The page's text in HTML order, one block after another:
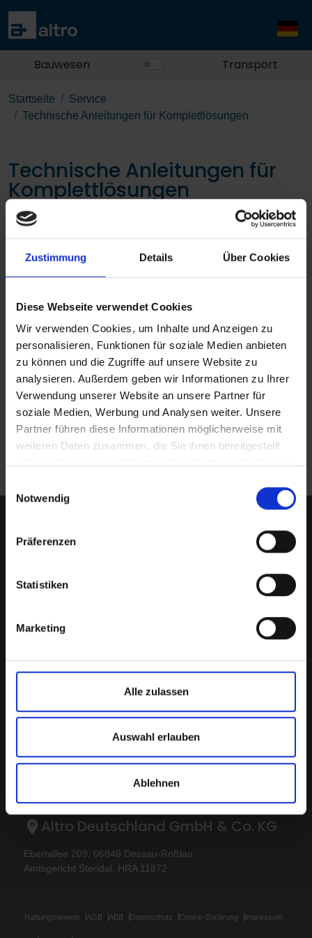
Zustimmung Details Über Cookies
Diese Webseite verwendet Cookies
Wir verwenden Cookies, um Inhalte und Anzeigen zu
personalisieren, Funktionen für soziale Medien anbieten
zu können und die Zugriffe auf unsere Website zu
analysieren. Außerdem geben wir Informationen zu Ihrer
Verwendung unserer Website an unsere Partner für
soziale Medien, Werbung und Analysen weiter. Unsere
Partner führen diese Informationen möglicherweise mit
weiteren Daten zusammen, die Sie ihnen bereitgestellt
Notwendig
Präferenzen
Statistiken
Marketing
Alle zulassen
Auswahl erlauben
Ablehnen
Bauwesen Transport
Startseite
Service
Technische Anleitungen für Komplettlösungen
Technische Anleitungen für
Komplettlösungen
Küche
Wir bleiben in Verbindung
Dienstleistungen erhalten möchten, geben Sie bitte Ihre
Kontaktdaten an.
Sitemap
Kontakt
Karriere
My Altro
Technische Dokumente
Blogs
Latest
Altro Transflor Artis™
Altro Transflor Sonis™
Altro Aquarius™
Altro Deutschland GmbH & Co. KG
Ebertallee 209, 06846 Dessau-Roßlau
Amtsgericht Stendal, HRA 11872
Haftungshinweis AGB AEB Datenschutz Cookie-Erklärung Impressum